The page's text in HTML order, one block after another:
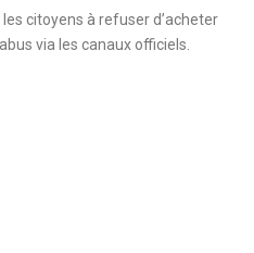
citoyens à refuser d’acheter
via les canaux officiels.